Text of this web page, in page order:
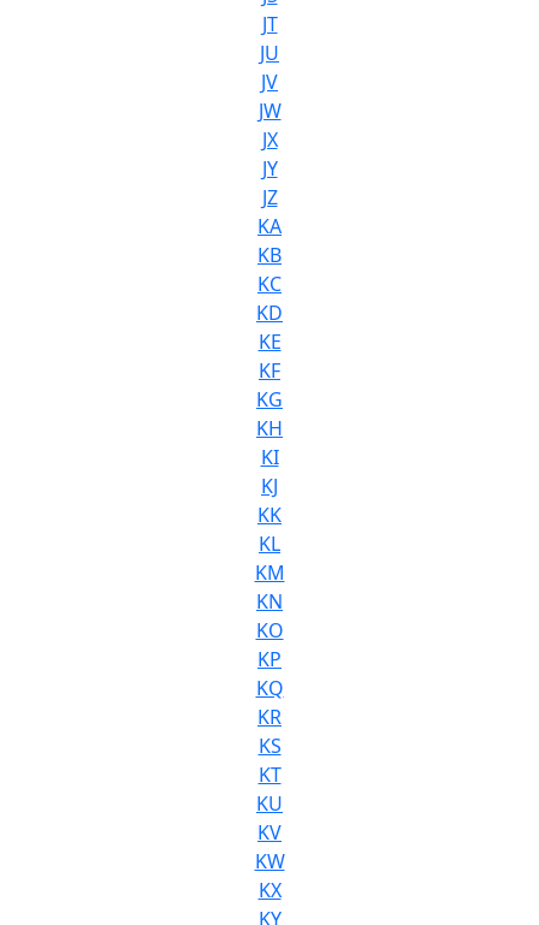
JT
JU
JV
JW
JX
JY
JZ
KA
KB
KC
KD
KE
KF
KG
KH
KI
KJ
KK
KL
KM
KN
KO
KP
KQ
KR
KS
KT
KU
KV
KW
KX
KY